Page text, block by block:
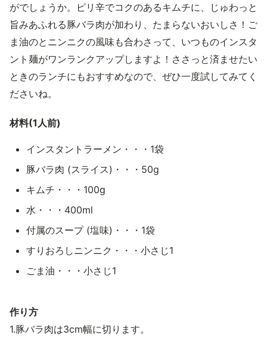
がでしょうか。ピリ辛でコクのあるキムチに、じゅわっと
旨みあふれる豚バラ肉が加わり、たまらないおいしさ！ご
ま油のとニンニクの風味も合わさって、いつものインスタ
ント麺がワンランクアップしますよ！ささっと済ませたい
ときのランチにもおすすめなので、ぜひ一度試してみてく
ださいね。
材料(1人前)
インスタントラーメン・・・1袋
豚バラ肉 (スライス)・・・50g
キムチ・・・100g
水・・・400ml
付属のスープ (塩味)・・・1袋
すりおろしニンニク・・・小さじ1
ごま油・・・小さじ1
作り方
1.豚バラ肉は3cm幅に切ります。